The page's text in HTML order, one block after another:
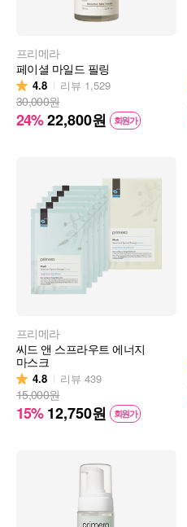
프리메라
페이셜 마일드 필링
4.8 리뷰 1,529
30,000원
24%22,800원 회원가
프리메라
씨드 앤 스프라우트 에너지
마스크
4.8 리뷰 439
15,000원
15% 12,750원 회원가